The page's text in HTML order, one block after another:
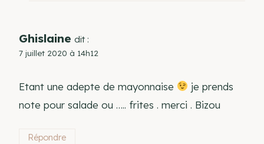
Ghislaine dit :
7 juillet 2020 à 14h12
Etant une adepte de mayonnaise
je prends
note pour salade ou ….. frites . merci . Bizou
Répondre